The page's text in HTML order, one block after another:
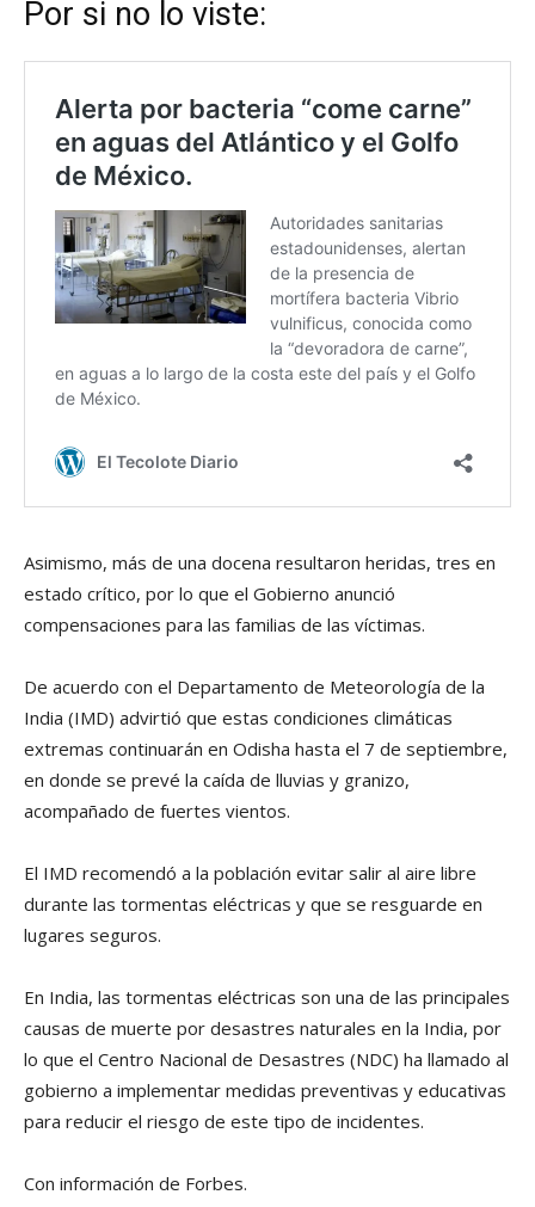
Por si no lo viste:
Asimismo, más de una docena resultaron heridas, tres en
estado crítico, por lo que el Gobierno anunció
compensaciones para las familias de las víctimas.
De acuerdo con el Departamento de Meteorología de la
India (IMD) advirtió que estas condiciones climáticas
extremas continuarán en Odisha hasta el 7 de septiembre,
en donde se prevé la caída de lluvias y granizo,
acompañado de fuertes vientos.
El IMD recomendó a la población evitar salir al aire libre
durante las tormentas eléctricas y que se resguarde en
lugares seguros.
En India, las tormentas eléctricas son una de las principales
causas de muerte por desastres naturales en la India, por
lo que el Centro Nacional de Desastres (NDC) ha llamado al
gobierno a implementar medidas preventivas y educativas
para reducir el riesgo de este tipo de incidentes.
Con información de Forbes.